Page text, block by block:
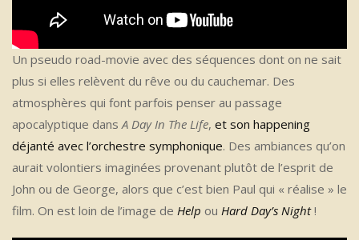
Un pseudo road-movie avec des séquences dont on ne sait
plus si elles relèvent du rêve ou du cauchemar. Des
atmosphères qui font parfois penser au passage
apocalyptique dansA Day In The Life, et son happening
déjanté avec l’orchestre symphonique. Des ambiances qu’on
aurait volontiers imaginées provenant plutôt de l’esprit de
John ou de George, alors que c’est bien Paul qui « réalise » le
film. On est loin de l’image de Help ou Hard Day’s Night!